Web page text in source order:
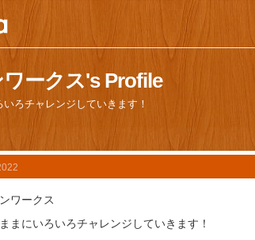
ークス's Profile
ろチャレンジしていきます！
ワークス
まにいろいろチャレンジしていきます！